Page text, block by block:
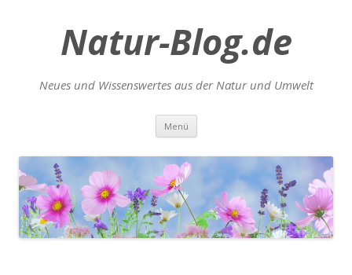
Natur-Blog.de
Neues und Wissenswertes aus der Natur und Umwelt
Menü Zum
springen